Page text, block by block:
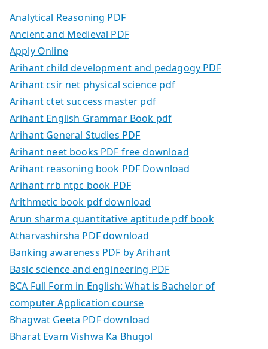
Analytical Reasoning PDF
Ancient and Medieval PDF
Apply Online
Arihant child development and pedagogy PDF
Arihant csir net physical science pdf
Arihant ctet success master pdf
Arihant English Grammar Book pdf
Arihant General Studies PDF
Arihant neet books PDF free download
Arihant reasoning book PDF Download
Arihant rrb ntpc book PDF
Arithmetic book pdf download
Arun sharma quantitative aptitude pdf book
Atharvashirsha PDF download
Banking awareness PDF by Arihant
Basic science and engineering PDF
BCA Full Form in English: What is Bachelor of
computer Application course
Bhagwat Geeta PDF download
Bharat Evam Vishwa Ka Bhugol